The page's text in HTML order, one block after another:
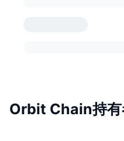
Orbit Chain持有